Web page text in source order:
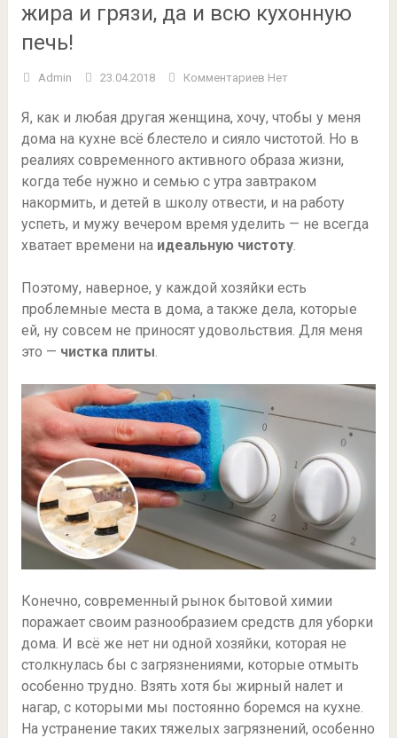
жира и грязи, да и всю кухонную
печь!
Admin 23.04.2018 Комментариев Нет
Я, как и любая другая женщина, хочу, чтобы у меня
дома на кухне всё блестело и сияло чистотой. Но в
реалиях современного активного образа жизни,
когда тебе нужно и семью с утра завтраком
накормить, и детей в школу отвести, и на работу
успеть, и мужу вечером время уделить — не всегда
хватает времени на идеальную чистоту.
Поэтому, наверное, у каждой хозяйки есть
проблемные места в дома, а также дела, которые
ей, ну совсем не приносят удовольствия. Для меня
это — чистка плиты.
Конечно, современный рынок бытовой химии
поражает своим разнообразием средств для уборки
дома. И всё же нет ни одной хозяйки, которая не
столкнулась бы с загрязнениями, которые отмыть
особенно трудно. Взять хотя бы жирный налет и
нагар, с которыми мы постоянно боремся на кухне.
На устранение таких тяжелых загрязнений, особенно